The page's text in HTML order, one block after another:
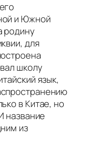
и Южной
родину
для
школу
язык,
в Китае, но
название
из